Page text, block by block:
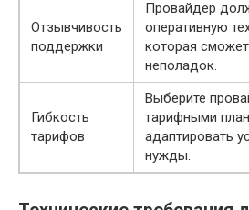
Отзывчивость
поддержки
Провайдер
оперативную
которая
неполадок.
Гибкость
тарифов
Выберите
тарифными
адаптировать
нужды.